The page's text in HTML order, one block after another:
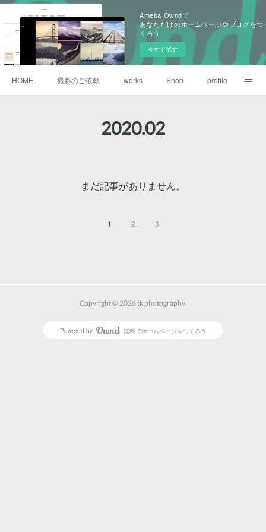
Ameba Owndで
あなただけのホームページやブログをつ
くろう
今すぐ試す
HOME 撮影のご依頼 works Shop profile
2020.02
まだ記事がありません。
1 2 3
Copyright © 2026tk photography.
Powered by AmebaOwnd
無料でホームページをつくろう